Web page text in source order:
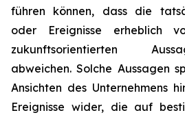
führen können, dass die
oder Ereignisse erheblich
zukunftsorientierten
abweichen. Solche Aussagen
Ansichten des Unternehmens
Ereignisse wider, die auf